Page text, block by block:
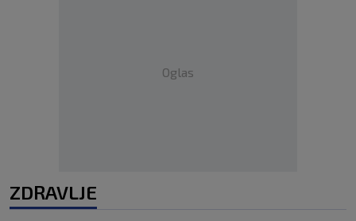
Oglas
ZDRAVLJE